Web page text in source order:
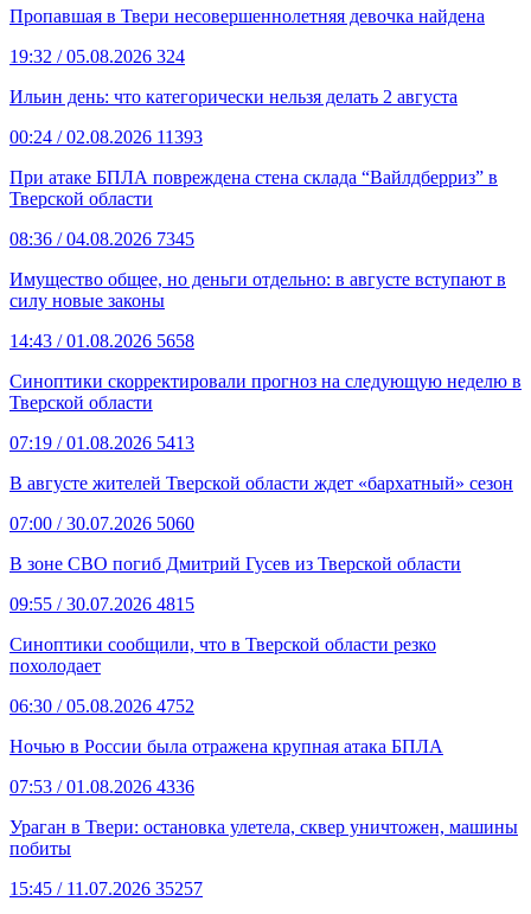
Пропавшая в Твери несовершеннолетняя девочка найдена
19:32 / 05.08.2026 324
Ильин день: что категорически нельзя делать 2 августа
00:24 / 02.08.2026 11393
При атаке БПЛА повреждена стена склада “Вайлдберриз” в
Тверской области
08:36 / 04.08.2026 7345
Имущество общее, но деньги отдельно: в августе вступают в
силу новые законы
14:43 / 01.08.2026 5658
Синоптики скорректировали прогноз на следующую неделю в
Тверской области
07:19 / 01.08.2026 5413
В августе жителей Тверской области ждет «бархатный» сезон
07:00 / 30.07.2026 5060
В зоне СВО погиб Дмитрий Гусев из Тверской области
09:55 / 30.07.2026 4815
Синоптики сообщили, что в Тверской области резко
похолодает
06:30 / 05.08.2026 4752
Ночью в России была отражена крупная атака БПЛА
07:53 / 01.08.2026 4336
Ураган в Твери: остановка улетела, сквер уничтожен, машины
побиты
15:45 / 11.07.2026 35257